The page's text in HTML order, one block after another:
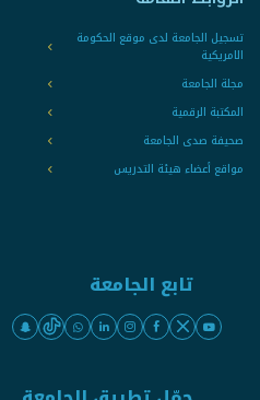
تسجيل الجامعة لدى موقع الحكومة
الامريكية
مجلة الجامعة
المكتبة الرقمية
صحيفة صدى الجامعة
مواقع أعضاء هيئة التدريس
تابع الجامعة